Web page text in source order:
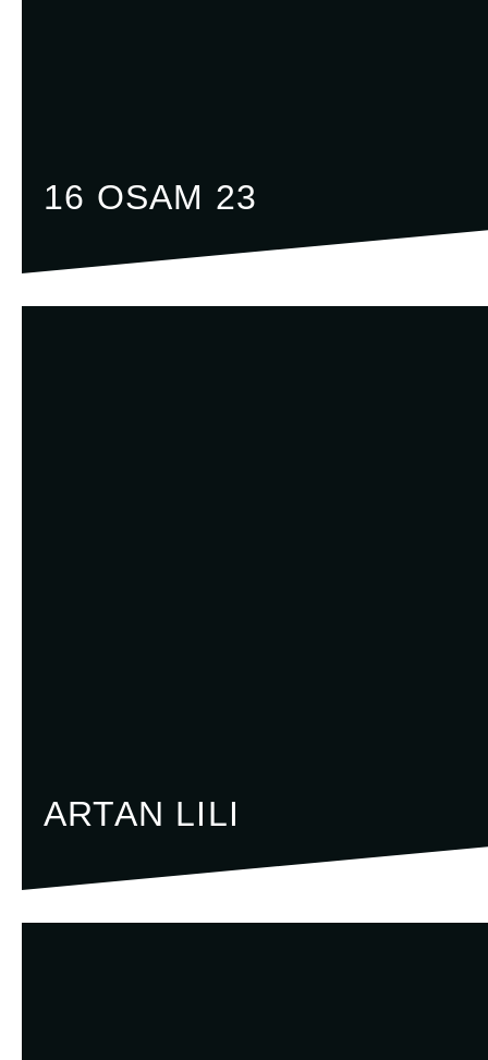
16 OSAM 23
ARTAN LILI